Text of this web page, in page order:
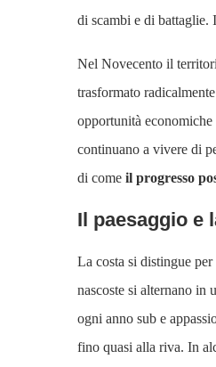
di scambi e di battaglie.
Nel Novecento il
trasformato
opportunità
continuano a vivere di
di come il progresso
Il paesaggio e
La costa si distingue
nascoste si alternano in
ogni anno sub e
fino quasi alla riva. In